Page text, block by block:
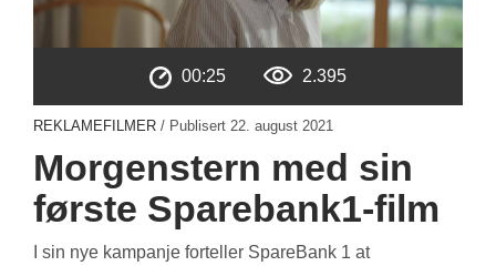
00:25 2.395
REKLAMEFILMER / Publisert 22. august 2021
Morgenstern med sin
første Sparebank1-film
I sin nye kampanje forteller SpareBank 1 at